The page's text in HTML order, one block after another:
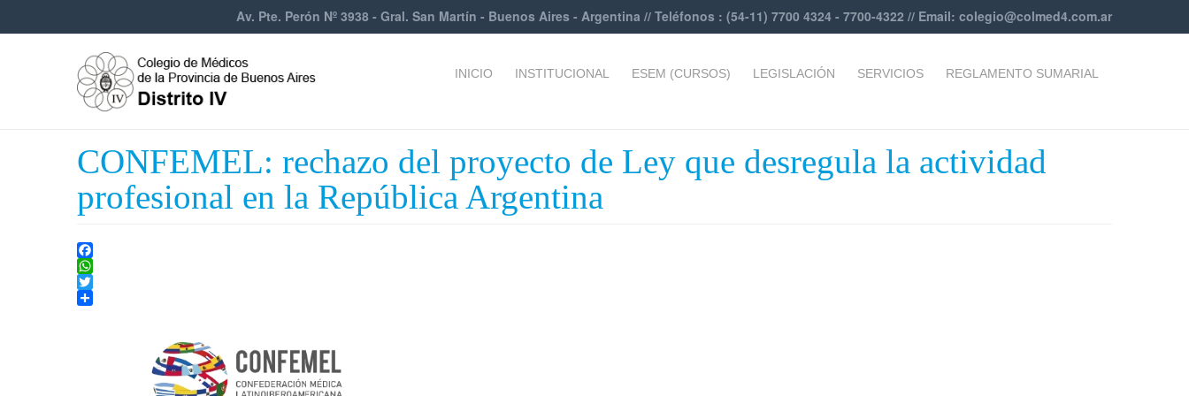
Av. Pte. Perón Nº 3938 - Gral. San Martín - Buenos Aires - Argentina // Teléfonos : (54-11) 7700 4324 - 7700-4322 // Email: colegio@colmed4.com.ar
INICIO INSTITUCIONAL ESEM (CURSOS) LEGISLACIÓN SERVICIOS REGLAMENTO SUMARIAL
CONFEMEL: rechazo del proyecto de Ley que desregula la actividad
profesional en la República Argentina
Facebook
WhatsApp
Twitter